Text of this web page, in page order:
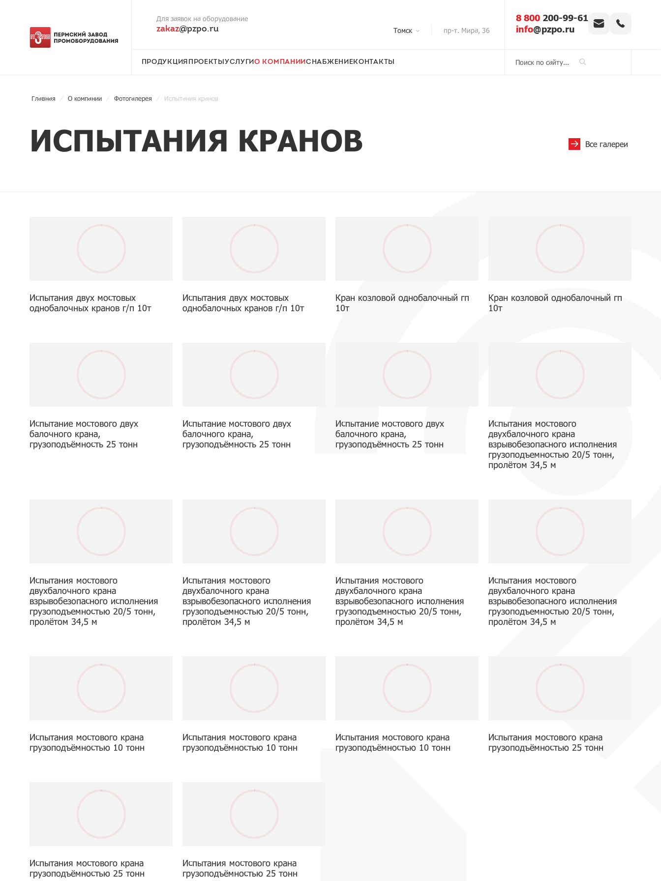
Для заявок на оборудование
zakaz@pzpo.ru Томск пр-т. Мира, 36
ПРОДУКЦИЯ ПРОЕКТЫ УСЛУГИО КОМПАНИИСНАБЖЕНИЕКОНТАКТЫ
8 800 200-99-61
info@pzpo.ru
Главная О компании Фотогалерея Испытания кранов
ИСПЫТАНИЯ КРАНОВ Все галереи
Испытания двух мостовых
однобалочных кранов г/п 10т
Испытания двух мостовых
однобалочных кранов г/п 10т
Кран козловой однобалочный гп
10т
Кран козловой однобалочный гп
10т
Испытание мостового двух
балочного крана,
грузоподъёмность 25 тонн
Испытание мостового двух
балочного крана,
грузоподъёмность 25 тонн
Испытание мостового двух
балочного крана,
грузоподъёмность 25 тонн
Испытания мостового
двухбалочного крана
взрывобезопасного исполнения
грузоподъемностью 20/5 тонн,
пролётом 34,5 м
Испытания мостового
двухбалочного крана
взрывобезопасного исполнения
грузоподъемностью 20/5 тонн,
пролётом 34,5 м
Испытания мостового
двухбалочного крана
взрывобезопасного исполнения
грузоподъемностью 20/5 тонн,
пролётом 34,5 м
Испытания мостового
двухбалочного крана
взрывобезопасного исполнения
грузоподъемностью 20/5 тонн,
пролётом 34,5 м
Испытания мостового
двухбалочного крана
взрывобезопасного исполнения
грузоподъемностью 20/5 тонн,
пролётом 34,5 м
Испытания мостового крана
грузоподъёмностью 10 тонн
Испытания мостового крана
грузоподъёмностью 10 тонн
Испытания мостового крана
грузоподъёмностью 10 тонн
Испытания мостового крана
грузоподъёмностью 25 тонн
Испытания мостового крана
грузоподъёмностью 25 тонн
Испытания мостового крана
грузоподъёмностью 25 тонн